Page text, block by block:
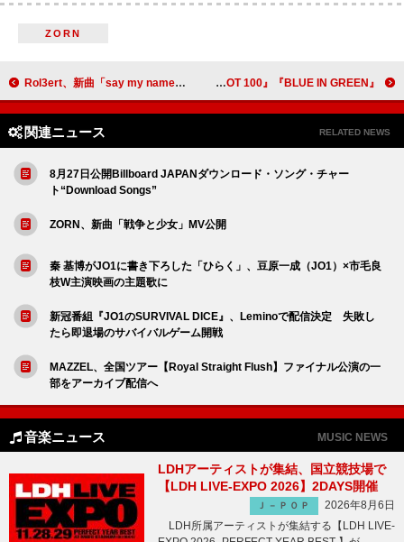
ZORN
Rol3ert、新曲「say my name」リリース＆MVプレミア公開へ ワンマン開催も決定 Suchmosが2日間にわたってゲスト登場、J-WAVE『SAISON CARD TOKIO HOT 100』『BLUE IN GREEN』
関連ニュース RELATED NEWS
8月27日公開Billboard JAPANダウンロード・ソング・チャー
ト“Download Songs”
ZORN、新曲「戦争と少女」MV公開
秦 基博がJO1に書き下ろした「ひらく」、豆原一成（JO1）×市毛良
枝W主演映画の主題歌に
新冠番組『JO1のSURVIVAL DICE』、Leminoで配信決定 失敗し
たら即退場のサバイバルゲーム開戦
MAZZEL、全国ツアー【Royal Straight Flush】ファイナル公演の一
部をアーカイブ配信へ
音楽ニュース MUSIC NEWS
LDHアーティストが集結、国立競技場で
【LDH LIVE-EXPO 2026】2DAYS開催
Ｊ－ＰＯＰ
2026年8月6日
LDH所属アーティストが集結する【LDH LIVE-